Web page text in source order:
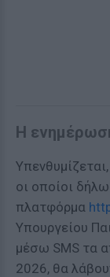
Η
οι οποίοι
πλατφόρμα
Υπουργείου
μέσω SMS τα
2026, θα